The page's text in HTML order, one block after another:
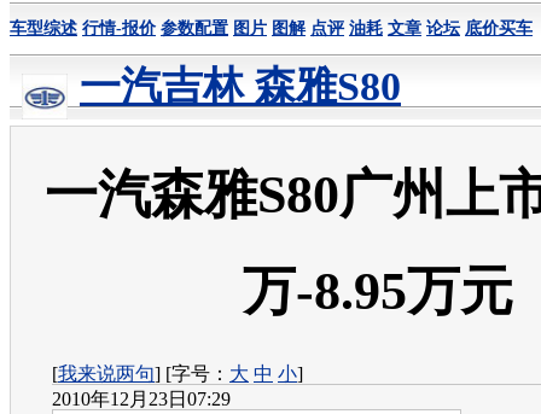
车型综述 行情-报价 参数配置 图片 图解 点评 油耗 文章 论坛 底价买车
一汽吉林 森雅S80
一汽森雅S80广州上
万-8.95万元
[我来说两句] [字号： 大 中 小]
2010年12月23日07:29